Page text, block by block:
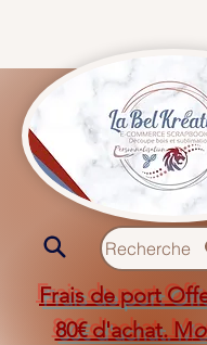
Recherche
Frais de port
80€ d'achat. M